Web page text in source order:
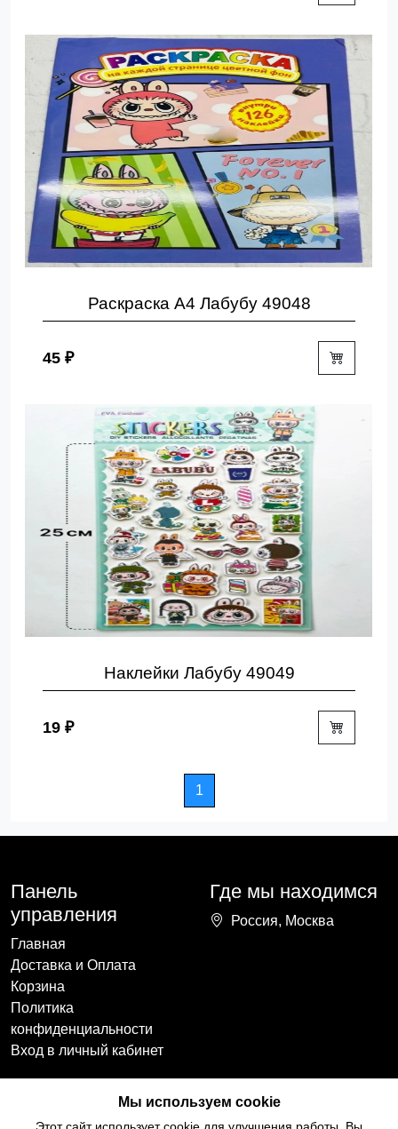
Раскраска А4 Лабубу 49048
45 ₽
Наклейки Лабубу 49049
19 ₽
1
Панель
управления
Главная
Доставка и Оплата
Корзина
Политика
конфиденциальности
Вход в личный кабинет
Где мы находимся
Россия, Москва
Наши контакты
Мы в социальных
сетях
Мы используем cookie